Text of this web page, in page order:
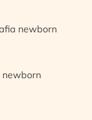
newborn
newborn